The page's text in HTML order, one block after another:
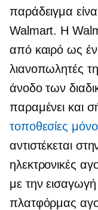
παράδειγμα
Walmart. Η
από καιρό ως
λιανοπωλητές
άνοδο των
παραμένει και
τοποθεσίες
αντιστέκεται
ηλεκτρονικές
με την
πλατφόρμας